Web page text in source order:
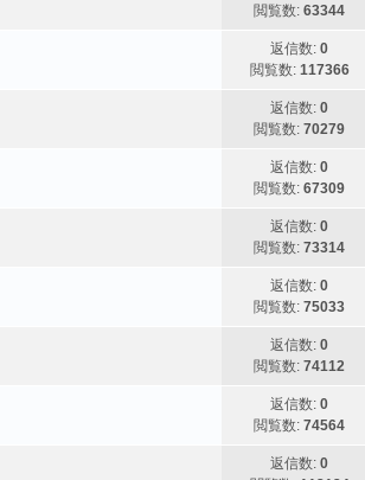
閲覧数:63344
返信数:0
閲覧数: 117366
返信数:0
閲覧数:70279
返信数:0
閲覧数:67309
返信数:0
閲覧数:73314
返信数:0
閲覧数:75033
返信数:0
閲覧数:74112
返信数:0
閲覧数:74564
返信数:0